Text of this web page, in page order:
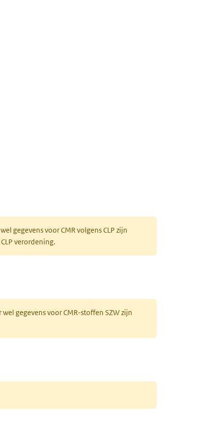
vastgesteld
gegevens voor CMR volgens CLP zijn
verordening.
gegevens voor CMR-stoffen SZW zijn